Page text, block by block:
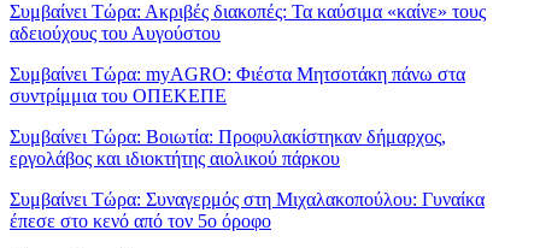
Συμβαίνει Τώρα: Ακριβές διακοπές: Τα καύσιμα «καίνε» τους
αδειούχους του Αυγούστου
Συμβαίνει Τώρα: myAGRO: Φιέστα Μητσοτάκη πάνω στα
συντρίμμια του ΟΠΕΚΕΠΕ
Συμβαίνει Τώρα: Βοιωτία: Προφυλακίστηκαν δήμαρχος,
εργολάβος και ιδιοκτήτης αιολικού πάρκου
Συμβαίνει Τώρα: Συναγερμός στη Μιχαλακοπούλου: Γυναίκα
έπεσε στο κενό από τον 5ο όροφο